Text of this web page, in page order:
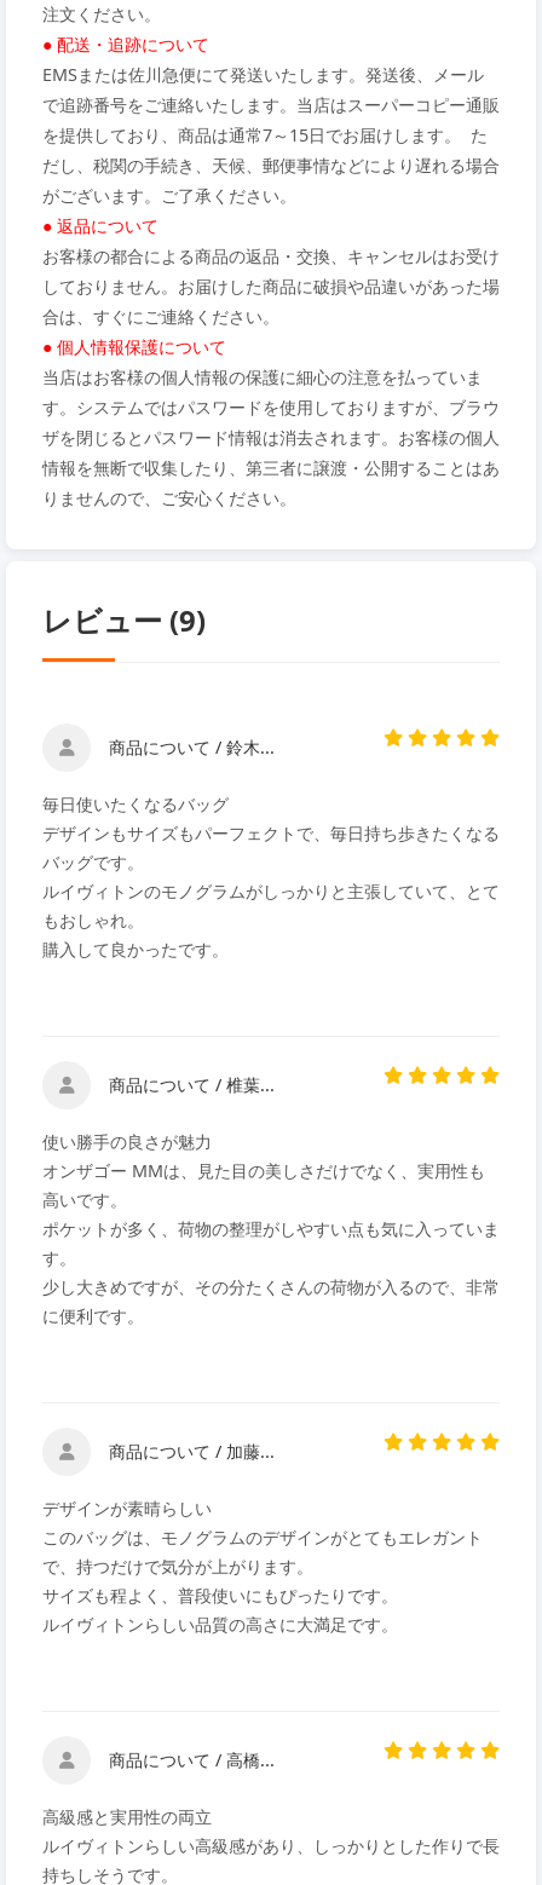
注文ください。
● 配送・追跡について
EMSまたは佐川急便にて発送いたします。発送後、メール
で追跡番号をご連絡いたします。当店はスーパーコピー通販
を提供しており、商品は通常7～15日でお届けします。 た
だし、税関の手続き、天候、郵便事情などにより遅れる場合
がございます。ご了承ください。
● 返品について
お客様の都合による商品の返品・交換、キャンセルはお受け
しておりません。お届けした商品に破損や品違いがあった場
合は、すぐにご連絡ください。
● 個人情報保護について
当店はお客様の個人情報の保護に細心の注意を払っていま
す。システムではパスワードを使用しておりますが、ブラウ
ザを閉じるとパスワード情報は消去されます。お客様の個人
情報を無断で収集したり、第三者に譲渡・公開することはあ
りませんので、ご安心ください。
レビュー (9)
商品について / 鈴木...
毎日使いたくなるバッグ
デザインもサイズもパーフェクトで、毎日持ち歩きたくなる
バッグです。
ルイヴィトンのモノグラムがしっかりと主張していて、とて
もおしゃれ。
購入して良かったです。
商品について / 椎葉...
使い勝手の良さが魅力
オンザゴー MMは、見た目の美しさだけでなく、実用性も
高いです。
ポケットが多く、荷物の整理がしやすい点も気に入っていま
す。
少し大きめですが、その分たくさんの荷物が入るので、非常
に便利です。
商品について / 加藤...
デザインが素晴らしい
このバッグは、モノグラムのデザインがとてもエレガント
で、持つだけで気分が上がります。
サイズも程よく、普段使いにもぴったりです。
ルイヴィトンらしい品質の高さに大満足です。
商品について / 高橋...
高級感と実用性の両立
ルイヴィトンらしい高級感があり、しっかりとした作りで長
持ちしそうです。